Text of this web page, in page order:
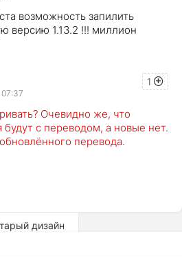
возможность запилить
версию 1.13.2 !!! миллион
1
07:37
Очевидно же, что
с переводом, а новые нет.
перевода.
дизайн